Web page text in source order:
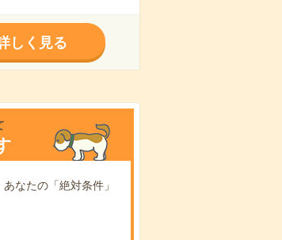
しく見る
あなたの「絶対条件」